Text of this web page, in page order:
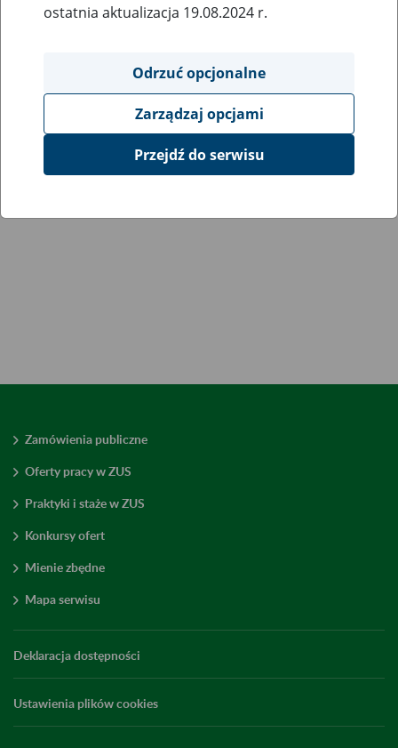
Zamówienia publiczne
Oferty pracy w ZUS
Praktyki i staże w ZUS
Konkursy ofert
Mienie zbędne
Mapa serwisu
Deklaracja dostępności
Ustawienia plików cookies
ostatnia aktualizacja 19.08.2024 r.
Odrzuć opcjonalne
Zarządzaj opcjami
Przejdź do serwisu